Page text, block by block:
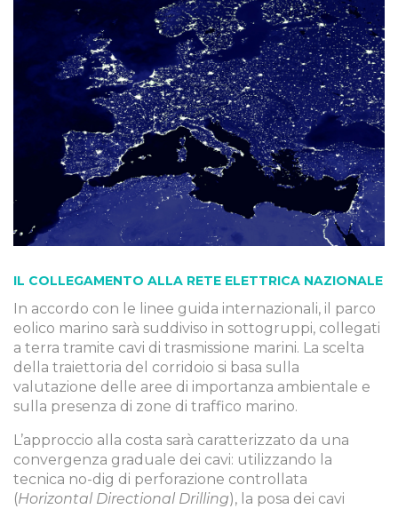
IL COLLEGAMENTO ALLA RETE ELETTRICA NAZIONALE
In accordo con le linee guida internazionali, il parco
eolico marino sarà suddiviso in sottogruppi, collegati
a terra tramite cavi di trasmissione marini. La scelta
della traiettoria del corridoio si basa sulla
valutazione delle aree di importanza ambientale e
sulla presenza di zone di traffico marino.
L’approccio alla costa sarà caratterizzato da una
convergenza graduale dei cavi: utilizzando la
tecnica no-dig di perforazione controllata
(Horizontal Directional Drilling), la posa dei cavi